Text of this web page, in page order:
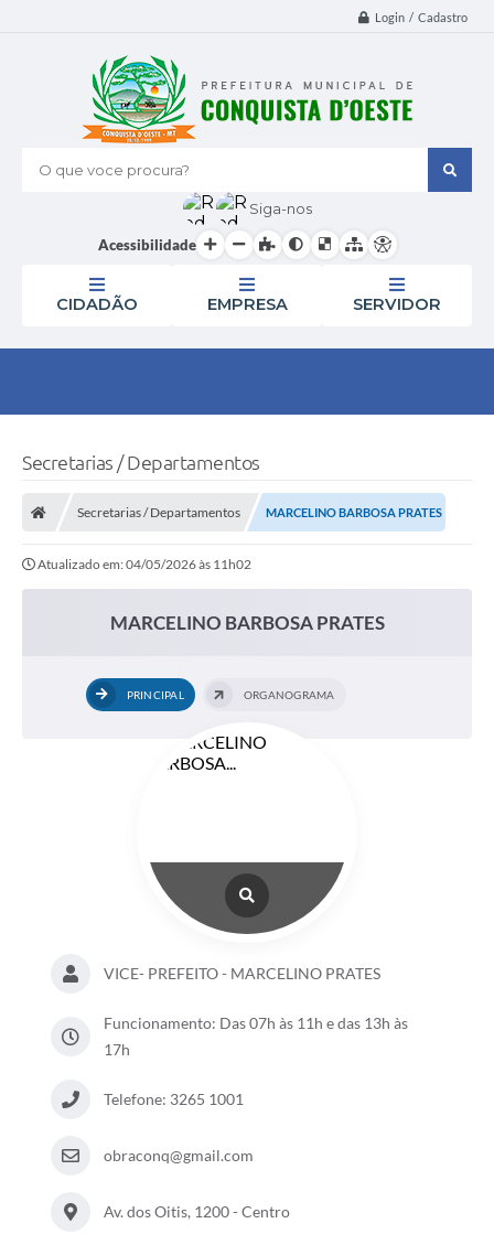
Login / Cadastro
O que voce procura?
Siga-nos
Acessibilidade
CIDADÃO EMPRESA SERVIDOR
Secretarias / Departamentos
Secretarias / Departamentos MARCELINO BARBOSA PRATES
Atualizado em: 04/05/2026 às 11h02
MARCELINO BARBOSA PRATES
PRINCIPAL ORGANOGRAMA
VICE- PREFEITO - MARCELINO PRATES
Funcionamento: Das 07h às 11h e das 13h às
17h
Telefone: 3265 1001
obraconq@gmail.com
Av. dos Oitis, 1200 - Centro